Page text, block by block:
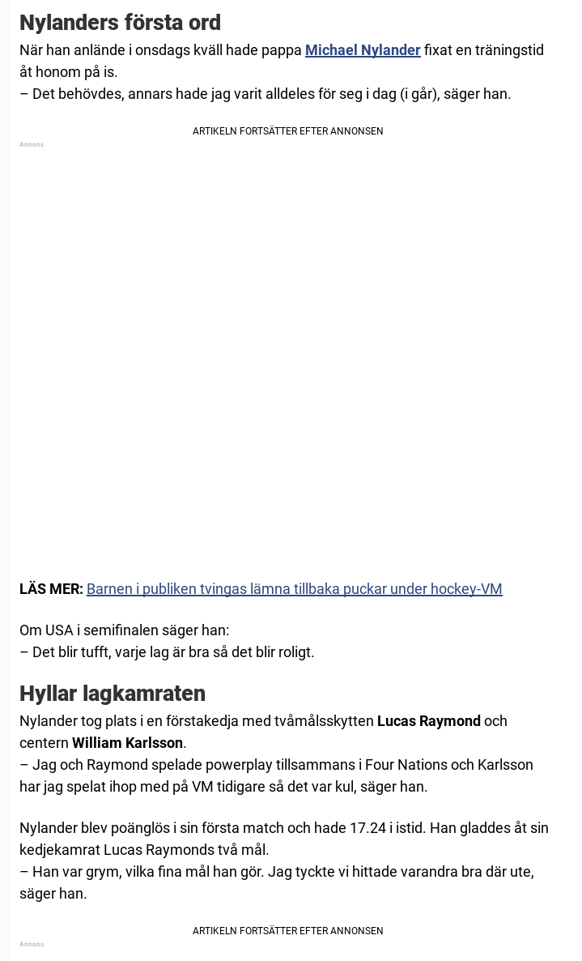
Nylanders första ord
När han anlände i onsdags kväll hade pappa Michael Nylanderfixat en träningstid
åt honom på is.
– Det behövdes, annars hade jag varit alldeles för seg i dag (i går), säger han.
LÄS MER: Barnen i publiken tvingas lämna tillbaka puckar under hockey-VM
Om USA i semifinalen säger han:
– Det blir tufft, varje lag är bra så det blir roligt.
Hyllar lagkamraten
Nylander tog plats i en förstakedja med tvåmålsskytten Lucas Raymond och
centern William Karlsson.
– Jag och Raymond spelade powerplay tillsammans i Four Nations och Karlsson
har jag spelat ihop med på VM tidigare så det var kul, säger han.
Nylander blev poänglös i sin första match och hade 17.24 i istid. Han gladdes åt sin
kedjekamrat Lucas Raymonds två mål.
– Han var grym, vilka fina mål han gör. Jag tyckte vi hittade varandra bra där ute,
säger han.